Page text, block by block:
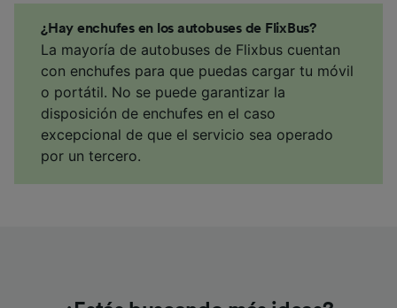
¿Hay enchufes en los autobuses de FlixBus?
La mayoría de autobuses de Flixbus cuentan
con enchufes para que puedas cargar tu móvil
o portátil. No se puede garantizar la
disposición de enchufes en el caso
excepcional de que el servicio sea operado
por un tercero.